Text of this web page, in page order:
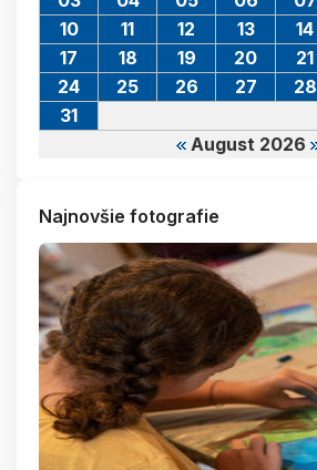
August 2026
10
11 12 13 14
17
18 19 20 21
24
25 26 27 28
31
Najnovšie fotografie